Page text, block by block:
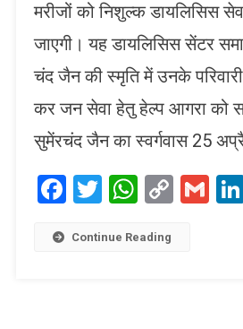
मरीजों को निशुल्क डायलिसिस
जाएगी। यह डायलिसिस सेंटर
चंद जैन की स्मृति में उनके
कर जन सेवा हेतु हेल्प आगरा को
सुमेंरचंद जैन का स्वर्गवास 25
Facebook
TwitterCopy
Continue Reading